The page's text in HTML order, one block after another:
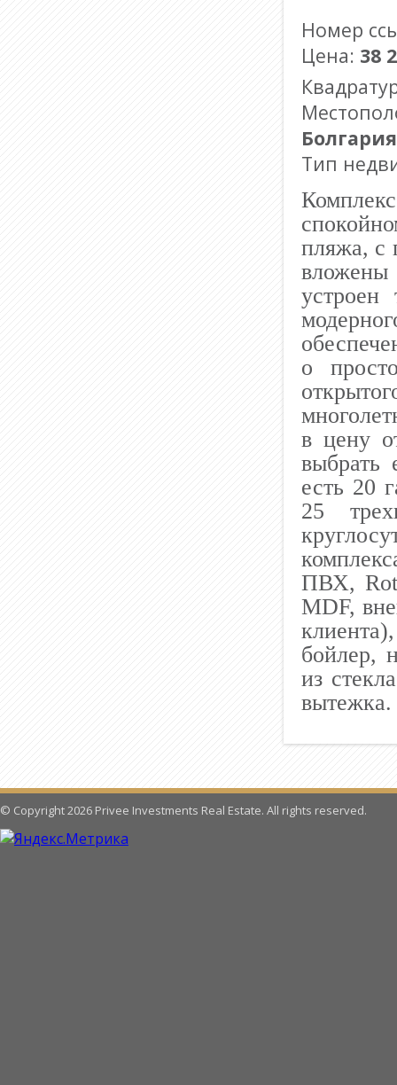
Номер
Цена: 38
Болгария
Тип
пляжа, с
устроен
о
в цену
выбрать
есть 20
25
ПВХ,
MDF,
бойлер,
из
вытежка.
© Copyright 2026 Privee Investments Real Estate. All rights reserved.